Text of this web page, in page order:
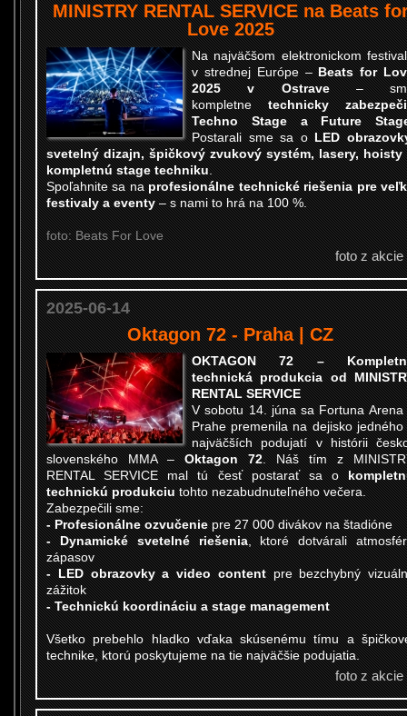
MINISTRY RENTAL SERVICE na Beats
Love 2025
Na najväčšom elektronickom
v strednej Európe –Beats for
2025 v Ostrave–
kompletnetechnicky
Techno Stage a Future
Postarali sme sa oLED
svetelný dizajn, špičkový zvukový systém, lasery, hoisty
kompletnú stage techniku.
Spoľahnite sa naprofesionálne technické riešenia pre
festivaly a eventy– s nami to hrá na 100 %.
foto: Beats For Love
foto z akcie
2025-06-14
Oktagon 72 - Praha | CZ
OKTAGON 72 –
technická produkcia od
RENTAL SERVICE
V sobotu 14. júna sa Fortuna Arena
Prahe premenila na dejisko jedného
najväčších podujatí v histórii
slovenského MMA –Oktagon 72. Náš tím z
RENTAL SERVICE mal tú česť postarať sa o
technickú produkciutohto nezabudnuteľného večera.
Zabezpečili sme:
- Profesionálne ozvučeniepre 27 000 divákov na štadióne
- Dynamické svetelné riešenia, ktoré dotvárali
zápasov
- LED obrazovky a video contentpre bezchybný
zážitok
- Technickú koordináciu a stage management
Všetko prebehlo hladko vďaka skúsenému tímu a
technike, ktorú poskytujeme na tie najväčšie podujatia.
foto z akcie